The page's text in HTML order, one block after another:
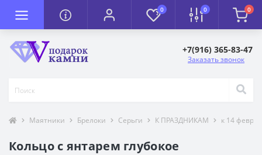
0 0 0
+7(916) 365-83-47
Заказать звонок
Маятники Брелоки Серьги К ПРАЗДНИКАМ к 14
Кольцо с янтарем глубокое